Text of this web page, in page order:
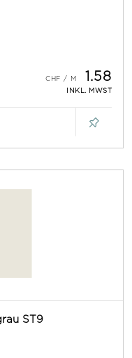
1.58
INKL. MWST
ST9